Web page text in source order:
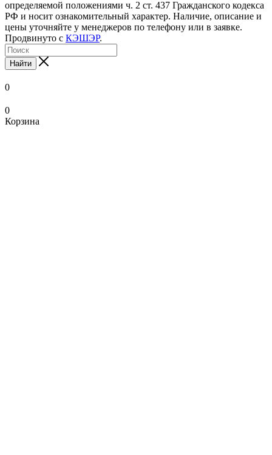
определяемой положениями ч. 2 ст. 437 Гражданского кодекса
РФ и носит ознакомительный характер. Наличие, описание и
цены уточняйте у менеджеров по телефону или в заявке.
Продвинуто с КЭШЭР.
Найти
0
0
Корзина